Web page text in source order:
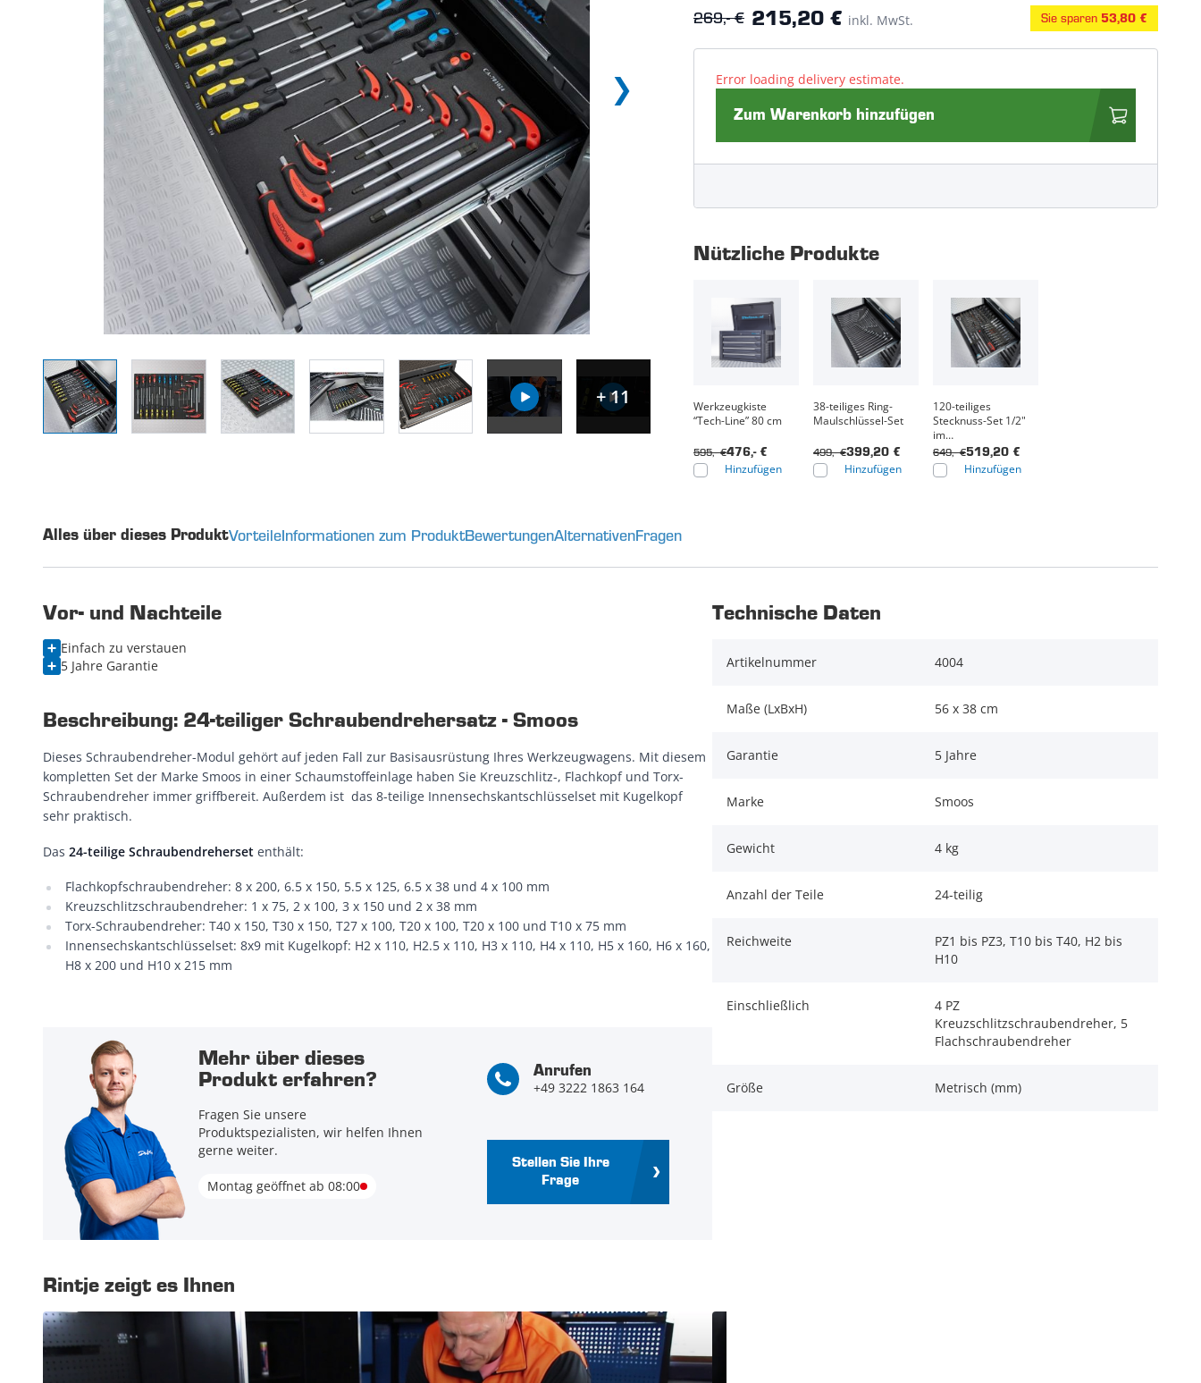
+ 11
269,- € 215,20 € inkl. MwSt. Sie sparen 53,80 €
Error loading delivery estimate.
Zum Warenkorb hinzufügen
Nützliche Produkte
Werkzeugkiste
“Tech-Line” 80 cm
476,- €
595,- €
Hinzufügen
38-teiliges Ring-
Maulschlüssel-Set
399,20 €
499,- €
Hinzufügen
120-teiliges
Stecknuss-Set 1/2"
im
Schaumstoffmodul
519,20 €
649,- €
Hinzufügen
Alles über dieses ProduktVorteileInformationen zum ProduktBewertungenAlternativenFragen
Technische Daten
Artikelnummer 4004
Maße (LxBxH) 56 x 38 cm
Garantie 5 Jahre
Marke Smoos
Gewicht 4 kg
Anzahl der Teile 24-teilig
Reichweite
PZ1 bis PZ3, T10 bis T40, H2 bis
H10
Einschließlich
4 PZ
Kreuzschlitzschraubendreher, 5
Flachschraubendreher
Größe Metrisch (mm)
Vor- und Nachteile
Einfach zu verstauen
5 Jahre Garantie
Beschreibung: 24-teiliger Schraubendrehersatz - Smoos
Dieses Schraubendreher-Modul gehört auf jeden Fall zur Basisausrüstung Ihres Werkzeugwagens. Mit diesem
kompletten Set der Marke Smoos in einer Schaumstoffeinlage haben Sie Kreuzschlitz-, Flachkopf und Torx-
Schraubendreher immer griffbereit. Außerdem ist das 8-teilige Innensechskantschlüsselset mit Kugelkopf
sehr praktisch.
Das 24-teilige Schraubendreherset enthält:
Flachkopfschraubendreher: 8 x 200, 6.5 x 150, 5.5 x 125, 6.5 x 38 und 4 x 100 mm
Kreuzschlitzschraubendreher: 1 x 75, 2 x 100, 3 x 150 und 2 x 38 mm
Torx-Schraubendreher: T40 x 150, T30 x 150, T27 x 100, T20 x 100, T20 x 100 und T10 x 75 mm
Innensechskantschlüsselset: 8x9 mit Kugelkopf: H2 x 110, H2.5 x 110, H3 x 110, H4 x 110, H5 x 160, H6 x 160,
H8 x 200 und H10 x 215 mm
Mehr über dieses
Produkt erfahren?
Fragen Sie unsere
Produktspezialisten, wir helfen Ihnen
gerne weiter.
Montag geöffnet ab 08:00
Anrufen
+49 3222 1863 164
Stellen Sie Ihre
Frage
Rintje zeigt es Ihnen